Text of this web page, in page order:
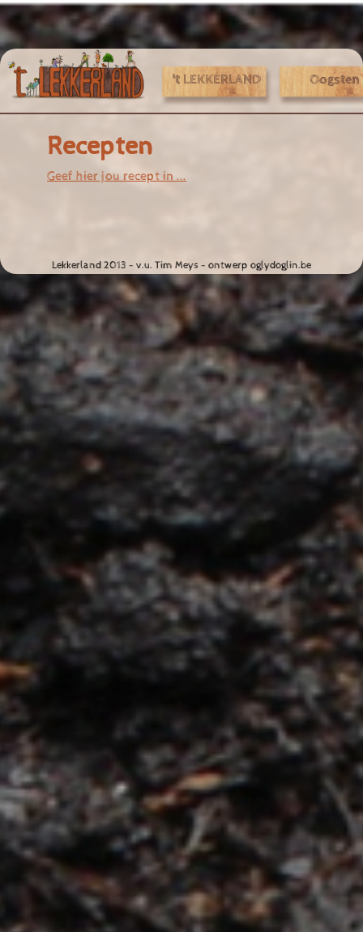
Jump to navigation
't LEKKERLAND
Oogsten
Recepten
Geef hier jou recept in ...
Lekkerland 2013 - v.u. Tim Meys - ontwerp oglydoglin.be